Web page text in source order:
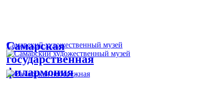
Самарская
государственная
филармония
Cамарский художественный музей